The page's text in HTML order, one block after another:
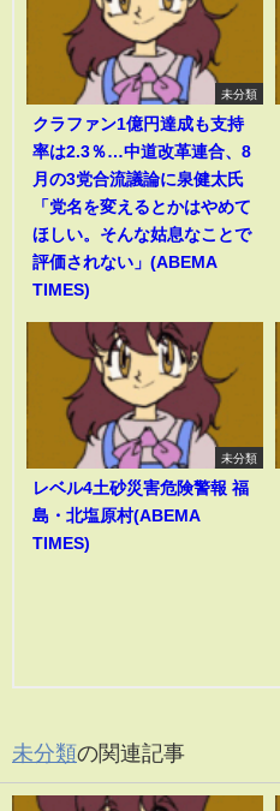
未分類
クラファン1億円達成も支持
率は2.3％…中道改革連合、8
月の3党合流議論に泉健太氏
「党名を変えるとかはやめて
ほしい。そんな姑息なことで
評価されない」(ABEMA
TIMES)
未分類
レベル4土砂災害危険警報 福
島・北塩原村(ABEMA
TIMES)
未分類の関連記事